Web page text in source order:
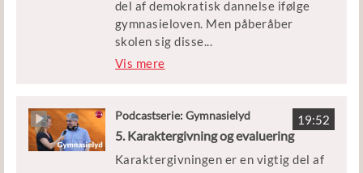
Åbne Gymnasium har han været
initiativtager til et projekt for at
kvalificere brugen af virtuel
undervisning i gymnasial
del af demokratisk dannelse ifølge
gymnasieloven. Men påberåber
skolen sig disse...
værdier som et værn imod andre
ligeværdig dialog?
Gæsterne i dag er Yago Bundgaard,
uddannelsesdirektør på Århus TECH,
Vis mere
19:52
Podcastserie: Gymnasielyd
5. Karaktergivning og evaluering
Karaktergivningen er en vigtig del af